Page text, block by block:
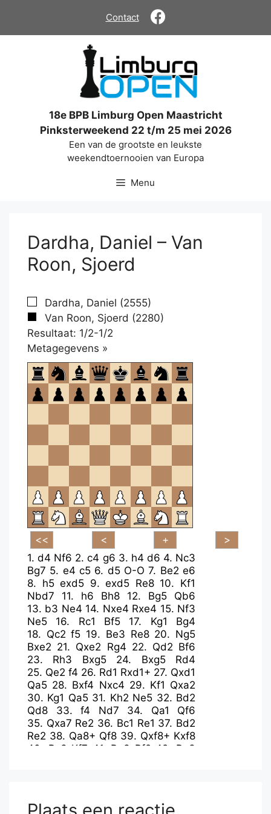
de
Contact
18e BPB Limburg Open Maastricht
Pinksterweekend 22 t/m 25 mei 2026
Een van de grootste en leukste
weekendtoernooien van Europa
Menu
Dardha, Daniel – Van
Roon, Sjoerd
Dardha, Daniel (2555)
Van Roon, Sjoerd (2280)
Resultaat: 1/2-1/2
Metagegevens »
om
te
openen.
1.d4 Nf6 2.c4 g6 3. h4 d6 4. Nc3
Bg7 5. e4 c5 6. d5 O-O 7. Be2 e6
8. h5 exd5 9.exd5 Re8 10. Kf1
Nbd7
11. h6 Bh8 12. Bg5
Qb6
13. b3 Ne4 14. Nxe4 Rxe4 15. Nf3
Ne5
16. Rc1 Bf5 17. Kg1
Bg4
18. Qc2 f5 19. Be3 Re8 20. Ng5
Bxe2 21. Qxe2 Rg4 22. Qd2 Bf6
23. Rh3 Bxg5 24. Bxg5
Rd4
25. Qe2 f4 26. Rd1 Rxd1+ 27. Qxd1
Qa5 28. Bxf4 Nxc4 29. Kf1 Qxa2
30. Kg1 Qa5 31. Kh2 Ne5 32. Bd2
Qd8
33. f4 Nd7 34. Qa1
Qf6
35. Qxa7 Re2 36. Bc1 Re1 37. Bd2
Re2 38. Qa8+ Qf8 39. Qxf8+ Kxf8
40. Bc3 Kf7 41. Rg3 Rf2 42. Re3